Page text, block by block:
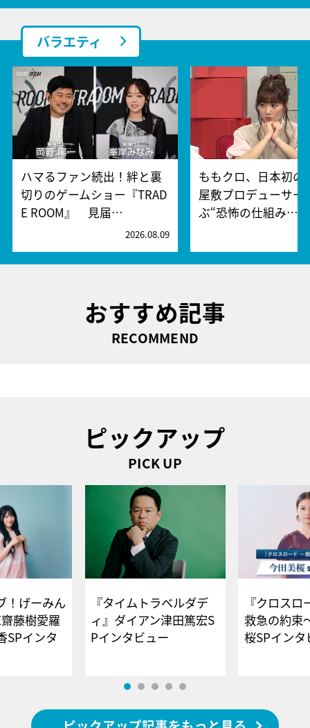
バラエティ
ハマるファン続出！絆と裏
切りのゲームショー『TRAD
E ROOM』 見届…
2026.08.09
ももクロ、日本初の
屋敷プロデューサー
ぶ“恐怖の仕組み…
おすすめ記事
RECOMMEND
ピックアップ
PICK UP
！げーみん
藤樹愛羅
SPインタ
『タイムトラベルダデ
ィ』ダイアン津田篤宏S
Pインタビュー
『クロス
救急の約束
桜SPイ